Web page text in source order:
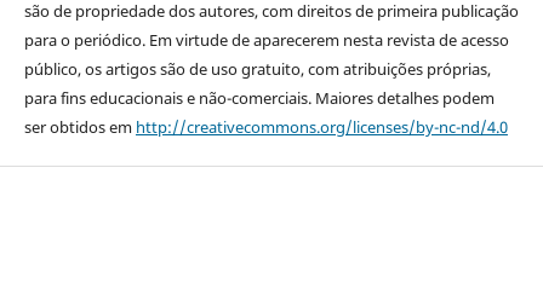
são de propriedade dos autores, com direitos de primeira publicação
para o periódico. Em virtude de aparecerem nesta revista de acesso
público, os artigos são de uso gratuito, com atribuições próprias,
para fins educacionais e não-comerciais. Maiores detalhes podem
ser obtidos em http://creativecommons.org/licenses/by-nc-nd/4.0